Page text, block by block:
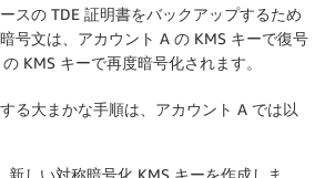
スの TDE 証明書をバックアップするため
号文は、アカウント A の KMS キーで復号
KMS キーで再度暗号化されます。
る大まかな手順は、アカウント A では以
新しい対称暗号化 KMS キーを作成しま